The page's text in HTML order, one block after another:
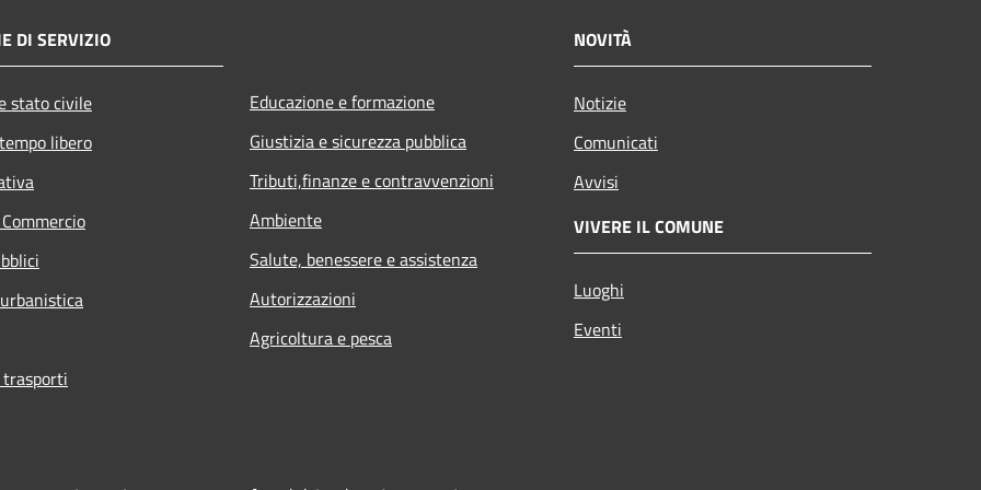
DI SERVIZIO
stato civile
libero
Educazione e formazione
Giustizia e sicurezza pubblica
Tributi,finanze e contravvenzioni
Ambiente
Salute, benessere e assistenza
Autorizzazioni
Agricoltura e pesca
NOVITÀ
Notizie
Comunicati
Avvisi
VIVERE IL COMUNE
Luoghi
Eventi